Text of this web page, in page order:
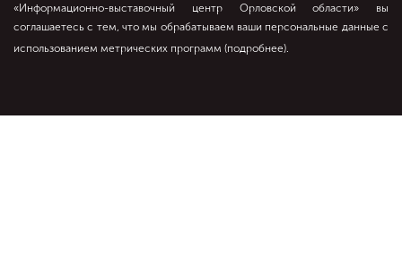
«Информационно-выставочный центр Орловской области» вы
соглашаетесь с тем, что мы обрабатываем ваши персональные данные с
использованием метрических программ (подробнее).